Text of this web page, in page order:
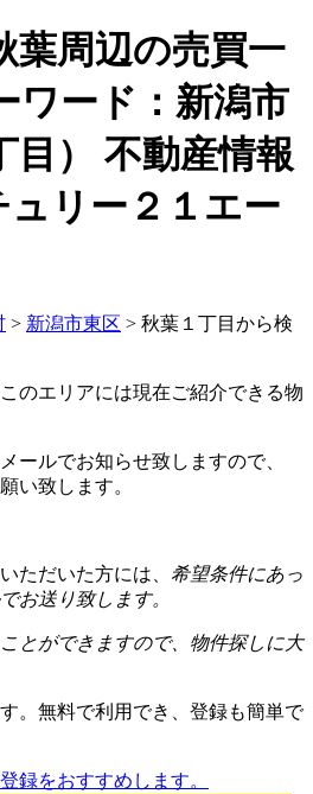
葉周辺の売買一
ワード：新潟市
目） 不動産情報
ュリー２１エー
> 新潟市東区 > 秋葉１丁目から検
のエリアには現在ご紹介できる物
ールでお知らせ致しますので、
い致します。
ただいた方には、 希望条件にあっ
お送り致します。
とができますので、物件探しに大
。無料で利用でき、登録も簡単で